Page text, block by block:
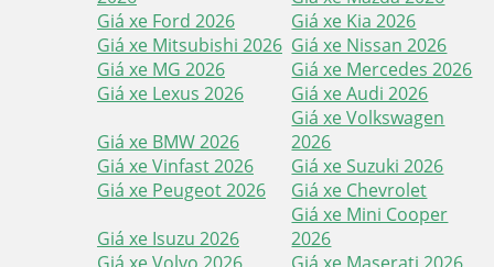
Giá xe Ford 2026
Giá xe Kia 2026
Giá xe Mitsubishi 2026 Giá xe Nissan 2026
Giá xe MG 2026
Giá xe Mercedes 2026
Giá xe Lexus 2026
Giá xe Audi 2026
Giá xe BMW 2026
Giá xe Volkswagen
2026
Giá xe Vinfast 2026
Giá xe Suzuki 2026
Giá xe Peugeot 2026
Giá xe Chevrolet
Giá xe Isuzu 2026
Giá xe Mini Cooper
2026